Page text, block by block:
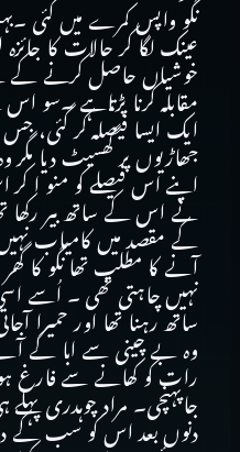
نگو واپس کمرے میں گئی
عینک لگا کر حالات کا جائزہ
خوشیاں حاصل کرنے کے
مقابلہ کرنا پڑتاہے ۔سو
ایک ایسا فیصلہ کر گئی،
جھاڑیوں پر گھسیٹ دیا
اپنے اس فیصلے کو منو ا کر
نے اس کے ساتھ بیر رکھا
کے مقصد میں کامیاب
آنے کا مطلب تھا نگو کا گھر
نہیں چاہتی تھی ۔ اُسے
ساتھ رہنا تھا اور حمیرا
وہ بے چینی سے ابا کے
رات کو کھانے سے فارغ
جاپہنچی۔ مراد چوہدری پہلے
دنوں بعد اس کو سب کے